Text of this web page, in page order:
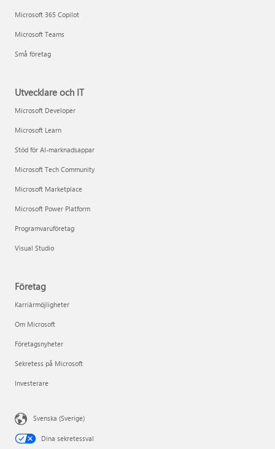
Microsoft 365 Copilot
Microsoft Teams
Små företag
Utvecklare och IT
Microsoft Developer
Microsoft Learn
Stöd för AI-marknadsappar
Microsoft Tech Community
Microsoft Marketplace
Microsoft Power Platform
Programvaruföretag
Visual Studio
Företag
Karriärmöjligheter
Om Microsoft
Företagsnyheter
Sekretess på Microsoft
Investerare
Svenska (Sverige)
Dina sekretessval